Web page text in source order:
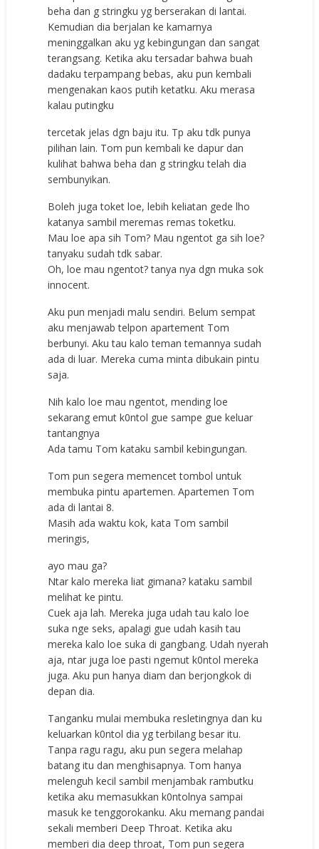
beha dan g stringku yg berserakan di lantai.
Kemudian dia berjalan ke kamarnya
meninggalkan aku yg kebingungan dan sangat
terangsang. Ketika aku tersadar bahwa buah
dadaku terpampang bebas, aku pun kembali
mengenakan kaos putih ketatku. Aku merasa
kalau putingku
tercetak jelas dgn baju itu. Tp aku tdk punya
pilihan lain. Tom pun kembali ke dapur dan
kulihat bahwa beha dan g stringku telah dia
sembunyikan.
Boleh juga toket loe, lebih keliatan gede lho
katanya sambil meremas remas toketku.
Mau loe apa sih Tom? Mau ngentot ga sih loe?
tanyaku sudah tdk sabar.
Oh, loe mau ngentot? tanya nya dgn muka sok
innocent.
Aku pun menjadi malu sendiri. Belum sempat
aku menjawab telpon apartement Tom
berbunyi. Aku tau kalo teman temannya sudah
ada di luar. Mereka cuma minta dibukain pintu
saja.
Nih kalo loe mau ngentot, mending loe
sekarang emut k0ntol gue sampe gue keluar
tantangnya
Ada tamu Tom kataku sambil kebingungan.
Tom pun segera memencet tombol untuk
membuka pintu apartemen. Apartemen Tom
ada di lantai 8.
Masih ada waktu kok, kata Tom sambil
meringis,
ayo mau ga?
Ntar kalo mereka liat gimana? kataku sambil
melihat ke pintu.
Cuek aja lah. Mereka juga udah tau kalo loe
suka nge seks, apalagi gue udah kasih tau
mereka kalo loe suka di gangbang. Udah nyerah
aja, ntar juga loe pasti ngemut k0ntol mereka
juga. Aku pun hanya diam dan berjongkok di
depan dia.
Tanganku mulai membuka resletingnya dan ku
keluarkan k0ntol dia yg terbilang besar itu.
Tanpa ragu ragu, aku pun segera melahap
batang itu dan menghisapnya. Tom hanya
melenguh kecil sambil menjambak rambutku
ketika aku memasukkan k0ntolnya sampai
masuk ke tenggorokanku. Aku memang pandai
sekali memberi Deep Throat. Ketika aku
memberi dia deep throat, Tom pun segera